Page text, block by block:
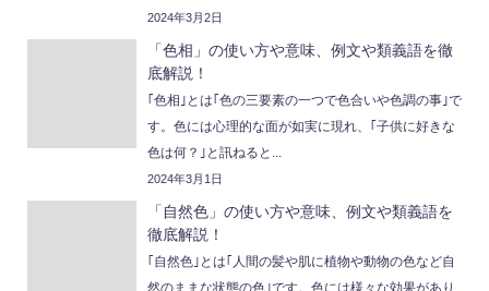
2024年3月2日
「色相」の使い方や意味、例文や類義語を徹
底解説！
｢色相｣とは｢色の三要素の一つで色合いや色調の事｣で
す。色には心理的な面が如実に現れ、｢子供に好きな
色は何？｣と訊ねると...
2024年3月1日
「自然色」の使い方や意味、例文や類義語を
徹底解説！
｢自然色｣とは｢人間の髪や肌に植物や動物の色など自
然のままな状態の色｣です。色には様々な効果があり